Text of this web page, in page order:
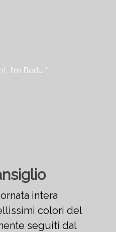
I'm Bortu "
intera
colori del
seguiti dal